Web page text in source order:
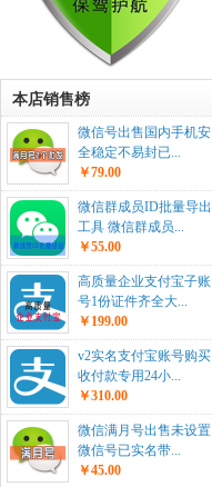
本店销售榜
微信号出售国内手机安
全稳定不易封已...
￥79.00
微信群成员ID批量导出
工具 微信群成员...
￥55.00
高质量企业支付宝子账
号1份证件齐全大...
￥199.00
v2实名支付宝账号购买
收付款专用24小...
￥310.00
微信满月号出售未设置
微信号已实名带...
￥45.00